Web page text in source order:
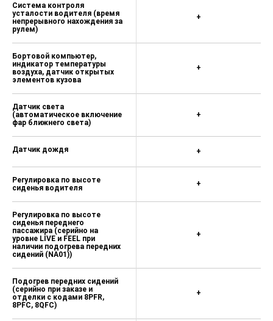
Система контроля
усталости водителя (время
непрерывного нахождения за
рулем)
Бортовой компьютер,
индикатор температуры
воздуха, датчик открытых
элементов кузова
Датчик света
(автоматическое включение
фар ближнего света)
Датчик дождя
Регулировка по высоте
сиденья водителя
Регулировка по высоте
сиденья переднего
пассажира (серийно на
уровне LIVE и FEEL при
наличии подогрева передних
сидений (NA01))
Подогрев передних сидений
(серийно при заказе и
отделки с кодами 8PFR,
8PFC, 8QFC)
+
+
+
+
+
+
+